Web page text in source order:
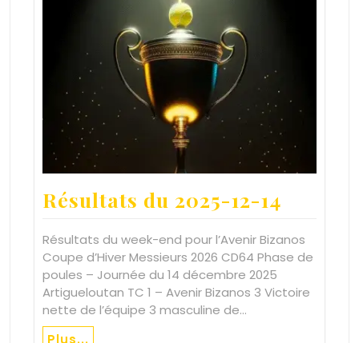
Résultats du 2025-12-14
Résultats du week-end pour l’Avenir Bizanos
Coupe d’Hiver Messieurs 2026 CD64 Phase de
poules – Journée du 14 décembre 2025
Artigueloutan TC 1 – Avenir Bizanos 3 Victoire
nette de l’équipe 3 masculine de…